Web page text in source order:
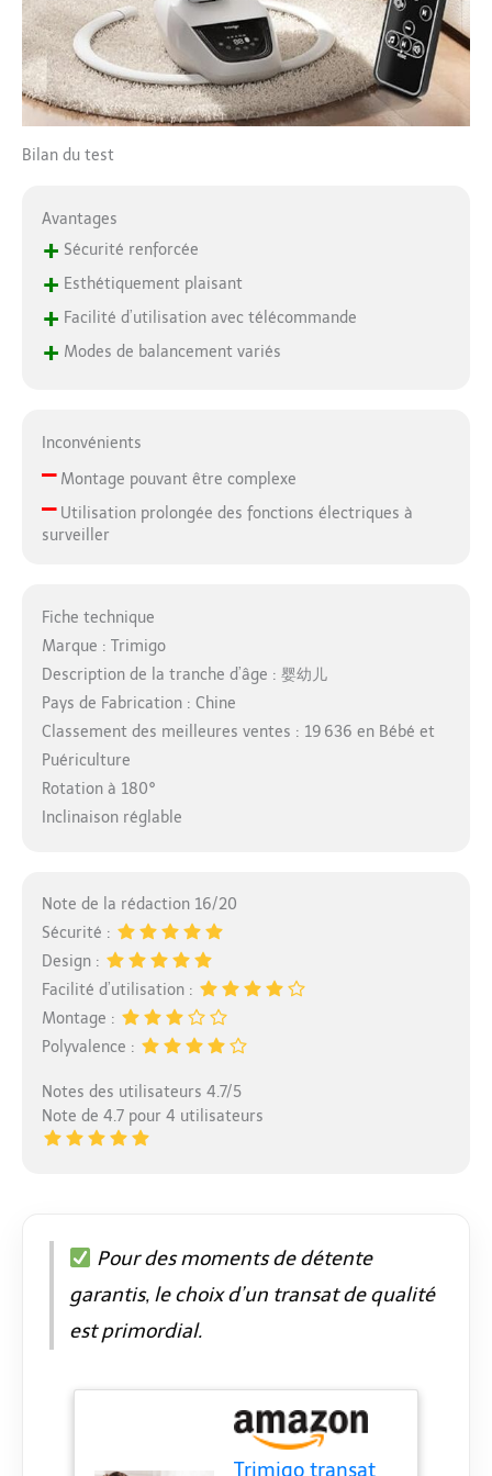
sécurité, il est livré
avec une garantie d'un
an et un guide
utilisateur détaillé.
Remarque : Veuillez
toujours surveiller
Bilan du test
Avantages
+ Sécurité renforcée
+ Esthétiquement plaisant
+ Facilité d’utilisation avec télécommande
+ Modes de balancement variés
Inconvénients
–Montage pouvant être complexe
–Utilisation prolongée des fonctions électriques à
surveiller
Fiche technique
Marque : Trimigo
Description de la tranche d’âge : 婴幼儿
Pays de Fabrication : Chine
Classement des meilleures ventes : 19 636 en Bébé et
Puériculture
Rotation à 180°
Inclinaison réglable
Note de la rédaction 16/20
Sécurité :
Design :
Facilité d’utilisation :
Montage :
Polyvalence :
Notes des utilisateurs 4.7/5
Note de 4.7 pour 4 utilisateurs
Pour des moments de détente
garantis, le choix d’un transat de qualité
est primordial.
Trimigo transat